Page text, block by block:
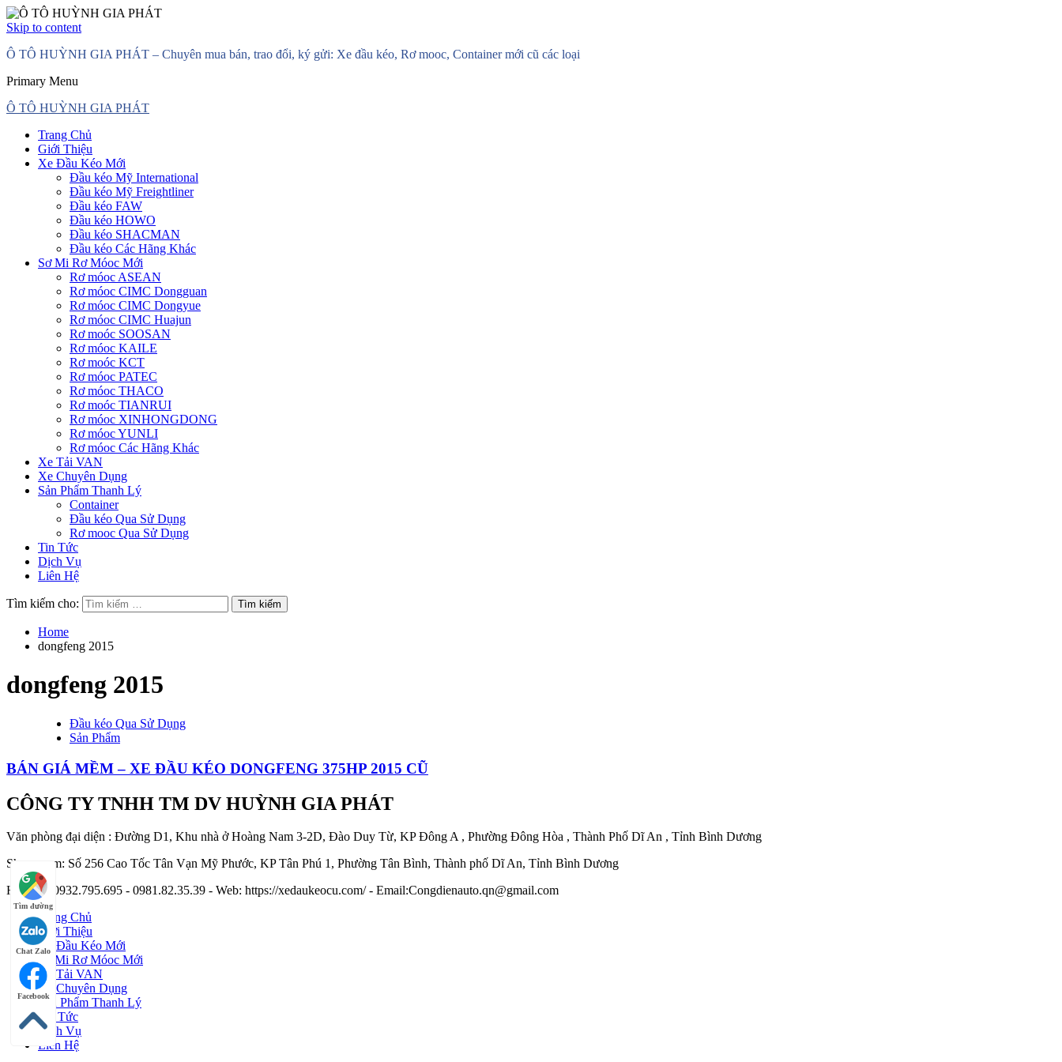
Skip to content
Ô TÔ HUỲNH GIA PHÁT – Chuyên mua bán, trao đổi, ký gửi: Xe đầu kéo, Rơ mooc, Container mới cũ các loại
Primary Menu
Ô TÔ HUỲNH GIA PHÁT
Trang Chủ
Giới Thiệu
Xe Đầu Kéo Mới
Đầu kéo Mỹ International
Đầu kéo Mỹ Freightliner
Đầu kéo FAW
Đầu kéo HOWO
Đầu kéo SHACMAN
Đầu kéo Các Hãng Khác
Sơ Mi Rơ Móoc Mới
Rơ móoc ASEAN
Rơ móoc CIMC Dongguan
Rơ móoc CIMC Dongyue
Rơ móoc CIMC Huajun
Rơ moóc SOOSAN
Rơ móoc KAILE
Rơ moóc KCT
Rơ móoc PATEC
Rơ móoc THACO
Rơ moóc TIANRUI
Rơ móoc XINHONGDONG
Rơ móoc YUNLI
Rơ móoc Các Hãng Khác
Xe Tải VAN
Xe Chuyên Dụng
Sản Phẩm Thanh Lý
Container
Đầu kéo Qua Sử Dụng
Rơ mooc Qua Sử Dụng
Tin Tức
Dịch Vụ
Liên Hệ
Tìm kiếm cho:
Home
dongfeng 2015
dongfeng 2015
Đầu kéo Qua Sử Dụng
Sản Phẩm
BÁN GIÁ MỀM – XE ĐẦU KÉO DONGFENG 375HP 2015 CŨ
CÔNG TY TNHH TM DV HUỲNH GIA PHÁT
Văn phòng đại diện : Đường D1, Khu nhà ở Hoàng Nam 3-2D, Đào Duy Từ, KP Đông A , Phường Đông Hòa , Thành Phố Dĩ An , Tỉnh Bình Dương
Showroom: Số 256 Cao Tốc Tân Vạn Mỹ Phước, KP Tân Phú 1, Phường Tân Bình, Thành phố Dĩ An, Tỉnh Bình Dương
Hotline : 0932.795.695 - 0981.82.35.39 - Web: https://xedaukeocu.com/ - Email:Congdienauto.qn@gmail.com
Tìm đường
Chat Zalo
Facebook
Trang Chủ
Giới Thiệu
Xe Đầu Kéo Mới
Sơ Mi Rơ Móoc Mới
Xe Tải VAN
Xe Chuyên Dụng
Sản Phẩm Thanh Lý
Tin Tức
Dịch Vụ
Liên Hệ